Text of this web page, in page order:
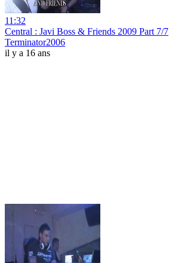
11:32
Central : Javi Boss & Friends 2009 Part 7/7
Terminator2006
il y a 16 ans